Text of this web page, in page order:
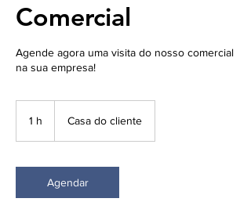
Comercial
Agende agora uma visita do nosso comercial
na sua empresa!
1 h Casa do cliente
Agendar